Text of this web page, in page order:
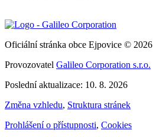
Oficiální stránka obce Ejpovice © 2026
Provozovatel Galileo Corporation s.r.o.
Poslední aktualizace: 10. 8. 2026
Změna vzhledu, Struktura stránek
Prohlášení o přístupnosti, Cookies